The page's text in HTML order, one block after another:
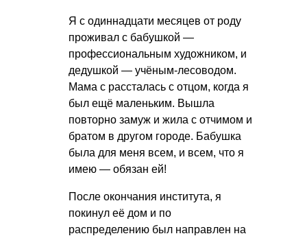
Я с одиннадцати месяцев от роду
проживал с бабушкой —
профессиональным художником, и
дедушкой — учёным-лесоводом.
Мама с рассталась с отцом, когда я
был ещё маленьким. Вышла
повторно замуж и жила с отчимом и
братом в другом городе. Бабушка
была для меня всем, и всем, что я
имею — обязан ей!
После окончания института, я
покинул её дом и по
распределению был направлен на